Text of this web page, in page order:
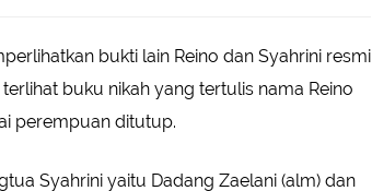
bukti lain Reino dan Syahrini resmi
buku nikah yang tertulis nama Reino
perempuan ditutup.
Syahrini yaitu Dadang Zaelani (alm) dan